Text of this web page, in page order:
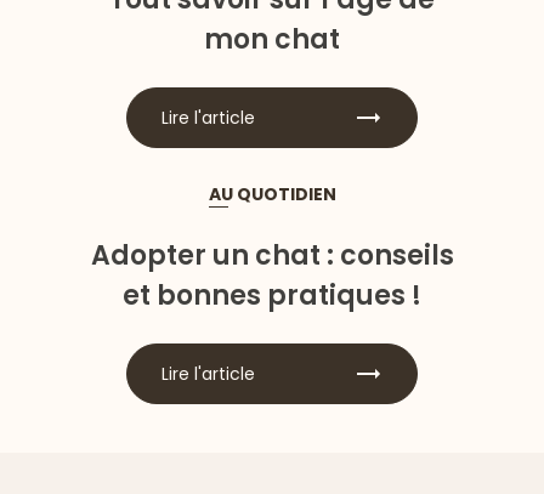
mon chat
Lire l'article
AU QUOTIDIEN
Adopter un chat : conseils
et bonnes pratiques !
Lire l'article